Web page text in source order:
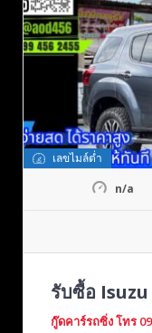
เลขไมล์ต่ำ
n/a
รับซื้อ Isuzu
กู๊ดคาร์รถซิ่ง โทร